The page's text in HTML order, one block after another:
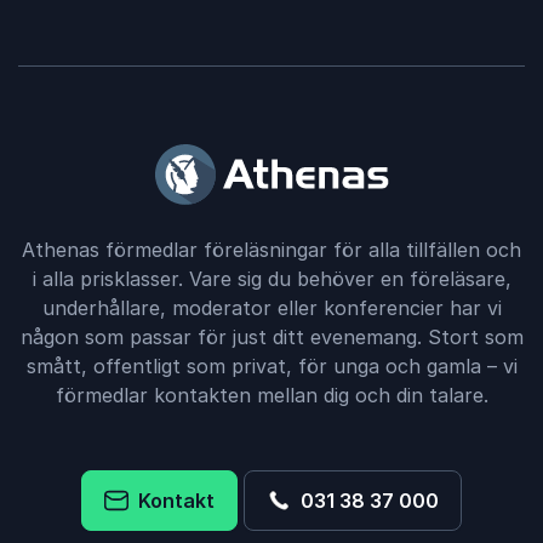
Athenas förmedlar föreläsningar för alla tillfällen och
i alla prisklasser. Vare sig du behöver en föreläsare,
underhållare, moderator eller konferencier har vi
någon som passar för just ditt evenemang. Stort som
smått, offentligt som privat, för unga och gamla – vi
förmedlar kontakten mellan dig och din talare.
Kontakt 031 38 37 000